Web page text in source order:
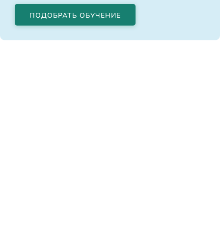
ПОДОБРАТЬ ОБУЧЕНИЕ